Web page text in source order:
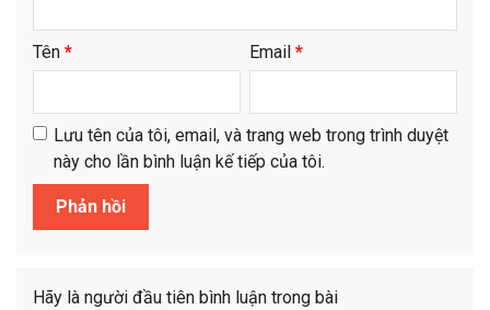
Tên * Email *
Lưu tên của tôi, email, và trang web trong trình duyệt
này cho lần bình luận kế tiếp của tôi.
Hãy là người đầu tiên bình luận trong bài